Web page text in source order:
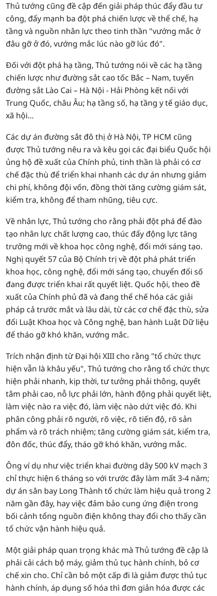
Thủ tướng cũng đề cập đến giải pháp thúc đẩy đầu tư
công, đẩy mạnh ba đột phá chiến lược về thể chế, hạ
tầng và nguồn nhân lực theo tinh thần "vướng mắc ở
đâu gỡ ở đó, vướng mắc lúc nào gỡ lúc đó".
Đối với đột phá hạ tầng, Thủ tướng nói về các hạ tầng
chiến lược như đường sắt cao tốc Bắc – Nam, tuyến
đường sắt Lào Cai – Hà Nội - Hải Phòng kết nối với
Trung Quốc, châu Âu; hạ tầng số, hạ tầng y tế giáo dục,
xã hội…
Các dự án đường sắt đô thị ở Hà Nội, TP HCM cũng
được Thủ tướng nêu ra và kêu gọi các đại biểu Quốc hội
ủng hộ đề xuất của Chính phủ, tinh thần là phải có cơ
chế đặc thù để triển khai nhanh các dự án nhưng giảm
chi phí, không đội vốn, đồng thời tăng cường giám sát,
kiểm tra, không để tham nhũng, tiêu cực.
Về nhân lực, Thủ tướng cho rằng phải đột phá để đào
tạo nhân lực chất lượng cao, thúc đẩy động lực tăng
trưởng mới về khoa học công nghệ, đổi mới sáng tạo.
Nghị quyết 57 của Bộ Chính trị về đột phá phát triển
khoa học, công nghệ, đổi mới sáng tạo, chuyển đổi số
đang được triển khai rất quyết liệt. Quốc hội, theo đề
xuất của Chính phủ đã và đang thể chế hóa các giải
pháp cả trước mắt và lâu dài, từ các cơ chế đặc thù, sửa
đổi Luật Khoa học và Công nghệ, ban hành Luật Dữ liệu
để tháo gỡ khó khăn, vướng mắc.
Trích nhận định từ Đại hội XIII cho rằng "tổ chức thực
hiện vẫn là khâu yếu", Thủ tướng cho rằng tổ chức thực
hiện phải nhanh, kịp thời, tư tưởng phải thông, quyết
tâm phải cao, nỗ lực phải lớn, hành động phải quyết liệt,
làm việc nào ra việc đó, làm việc nào dứt việc đó. Khi
phân công phải rõ người, rõ việc, rõ tiến độ, rõ sản
phẩm và rõ trách nhiệm; tăng cường giám sát, kiểm tra,
đôn đốc, thúc đẩy, tháo gỡ khó khăn, vướng mắc.
Ông ví dụ như việc triển khai đường dây 500 kV mạch 3
chỉ thực hiện 6 tháng so với trước đây làm mất 3-4 năm;
dự án sân bay Long Thành tổ chức làm hiệu quả trong 2
năm gần đây, hay việc đảm bảo cung ứng điện trong
bối cảnh tổng nguồn điện không thay đổi cho thấy cần
tổ chức vận hành hiệu quả.
Một giải pháp quan trọng khác mà Thủ tướng đề cập là
phải cải cách bộ máy, giảm thủ tục hành chính, bỏ cơ
chế xin cho. Chỉ cần bỏ một cấp đi là giảm được thủ tục
hành chính, áp dụng số hóa thì đơn giản hóa được các